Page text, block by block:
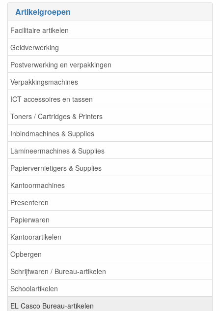
Artikelgroepen
Facilitaire artikelen
Geldverwerking
Postverwerking en verpakkingen
Verpakkingsmachines
ICT accessoires en tassen
Toners / Cartridges & Printers
Inbindmachines & Supplies
Lamineermachines & Supplies
Papiervernietigers & Supplies
Kantoormachines
Presenteren
Papierwaren
Kantoorartikelen
Opbergen
Schrijfwaren / Bureau-artikelen
Schoolartikelen
EL Casco Bureau-artikelen